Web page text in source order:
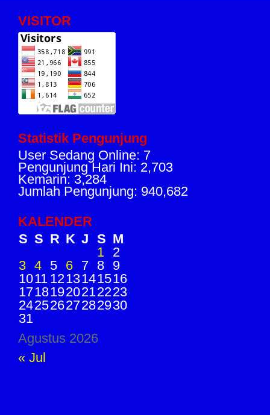
VISITOR
Statistik Pengunjung
User Sedang Online: 7
Pengunjung Hari Ini: 2,703
Kemarin: 3,284
Jumlah Pengunjung: 940,682
KALENDER
Agustus 2026
S S R K J S M
1 2
3 4 5 6 7 8 9
1011 1213141516
17181920212223
24252627282930
31
« Jul